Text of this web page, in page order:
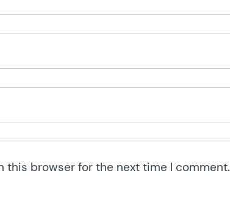
this browser for the next time I comment.